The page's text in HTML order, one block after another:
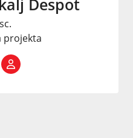
Despot
projekta